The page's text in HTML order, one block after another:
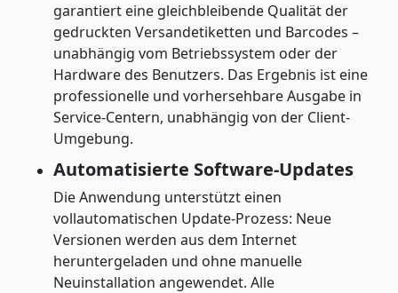
garantiert eine gleichbleibende Qualität der
gedruckten Versandetiketten und Barcodes –
unabhängig vom Betriebssystem oder der
Hardware des Benutzers. Das Ergebnis ist eine
professionelle und vorhersehbare Ausgabe in
Service-Centern, unabhängig von der Client-
Umgebung.
Automatisierte Software-Updates
Die Anwendung unterstützt einen
vollautomatischen Update-Prozess: Neue
Versionen werden aus dem Internet
heruntergeladen und ohne manuelle
Neuinstallation angewendet. Alle